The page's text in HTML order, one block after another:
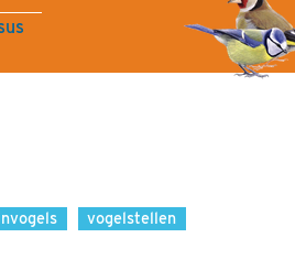
vogelstellen